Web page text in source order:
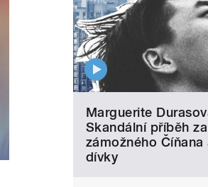
Marguerite
Skandální příběh
zámožného
dívky